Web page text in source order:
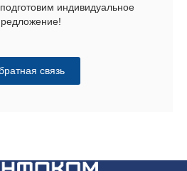
индивидуальное
связь